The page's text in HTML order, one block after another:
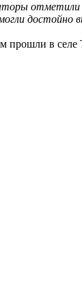
отметили
достойно
прошли в